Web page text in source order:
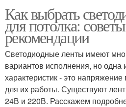
Как выбрать
для потолка:
рекомендации
Светодиодные ленты имеют
вариантов исполнения, но одна
характеристик - это
для их работы. Существуют
24В и 220В. Расскажем